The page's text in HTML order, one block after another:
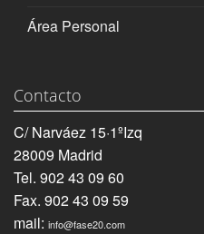
Área Personal
Contacto
C/ Narváez 15·1ºIzq
28009 Madrid
Tel. 902 43 09 60
Fax. 902 43 09 59
mail: info@fase20.com